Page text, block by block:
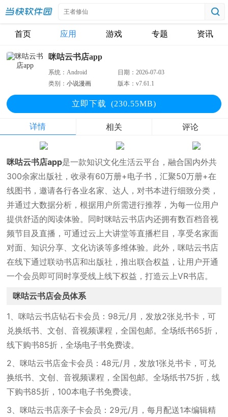
首页 应用 游戏 专题 资讯
咪咕云书店app
系统：Android 日期：2026-07-03
类别：小说漫画 版本：v7.61.1
立即下载 (230.55MB)
详情 相关 评论
咪咕云书店app是一款知识文化生活云平台，融合国内外共
300余家出版社，收录有60万册+电子书，汇聚50万册+在
线图书，邀请各行各业名家、达人，对书本进行细致分类，
并通过大数据分析，根据用户所需进行推荐，为每一位用户
提供舒适的阅读体验。同时咪咕云书店内还拥有数百档音视
频节目及直播，可通过云上大讲堂等直播栏目，享受名家面
对面、知识分享、文化访谈等多维体验。此外，咪咕云书店
在线下通过联动书店和出版社，推出联合权益，让用户开通
一个会员即可同时享受线上线下权益，打造云上VR书店。
咪咕云书店会员体系
1、咪咕云书店钻石卡会员：98元/月，发放2张兑书卡，可
兑换纸书、文创、音视频课程，全国包邮。全场纸书65折，
线下购书85折，全场电子书免费读。
2、咪咕云书店金卡会员：48元/月，发放1张兑书卡，可兑
换纸书、文创、音视频课程，全国包邮。全场纸书75折，线
下购书85折，100本电子书免费读。
3、咪咕云书店亲子卡会员：29元/月，每月配送1本编辑精